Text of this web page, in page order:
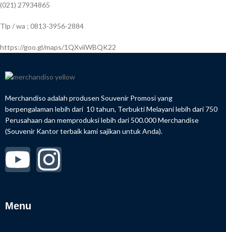
(021) 27934865
Tlp / wa ; 0813-3956-2884
https://goo.gl/maps/1QXviiWBQK22
Merchandiso adalah produsen Souvenir Promosi yang
berpengalaman lebih dari 10 tahun, Terbukti Melayani lebih dari 750
Perusahaan dan memproduksi lebih dari 500.000 Merchandise
(Souvenir Kantor terbaik kami sajikan untuk Anda).
Menu